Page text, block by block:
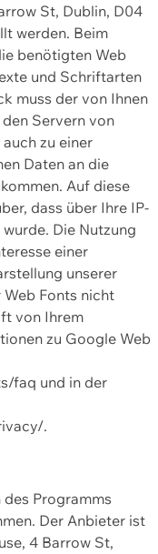
St, Dublin, D04
werden. Beim
benötigten Web
und Schriftarten
muss der von Ihnen
Servern von
zu einer
Daten an die
Auf diese
dass über Ihre IP-
Die Nutzung
einer
unserer
Web Fonts nicht
von Ihrem
zu Google Web
faq und in der
.
Programms
Der Anbieter ist
4 Barrow St,